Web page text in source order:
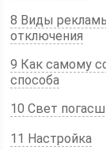
8 Виды
отключения
9 Как самому
способа
10 Свет
11 Настройка